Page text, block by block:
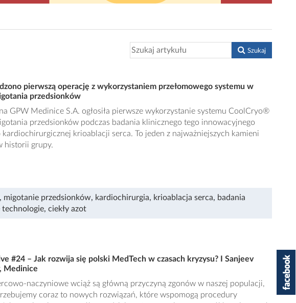
Szukaj
pierwszą operację z wykorzystaniem przełomowego systemu w
przedsionków
GPW Medinice S.A. ogłosiła pierwsze wykorzystanie systemu CoolCryo®
przedsionków podczas badania klinicznego tego innowacyjnego
kardiochirurgicznej krioablacji serca. To jeden z najważniejszych kamieni
historii grupy.
, migotanie przedsionków, kardiochirurgia, krioablacja serca, badania
technologie, ciekły azot
#24 – Jak rozwija się polski MedTech w czasach kryzysu? I Sanjeev
Medinice
naczyniowe wciąż są główną przyczyną zgonów w naszej populacji,
coraz to nowych rozwiązań, które wspomogą procedury